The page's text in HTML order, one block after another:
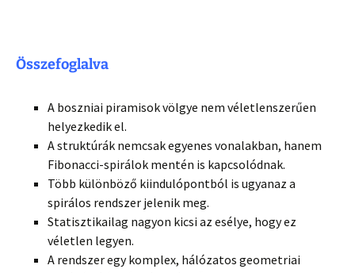
Összefoglalva
A boszniai piramisok völgye nem véletlenszerűen
helyezkedik el.
A struktúrák nemcsak egyenes vonalakban, hanem
Fibonacci-spirálok mentén is kapcsolódnak.
Több különböző kiindulópontból is ugyanaz a
spirálos rendszer jelenik meg.
Statisztikailag nagyon kicsi az esélye, hogy ez
véletlen legyen.
A rendszer egy komplex, hálózatos geometriai